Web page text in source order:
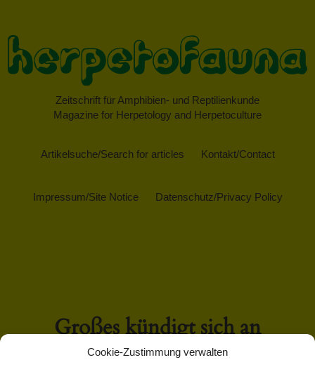
Cookie-Zustimmung verwalten
Zeitschrift für Amphibien- und Reptilienkunde
Magazine for Herpetology and Herpetoculture
Artikelsuche/Search for articles Kontakt/Contact
Impressum/Site Notice Datenschutz/Privacy Policy
Großes kündigt sich an